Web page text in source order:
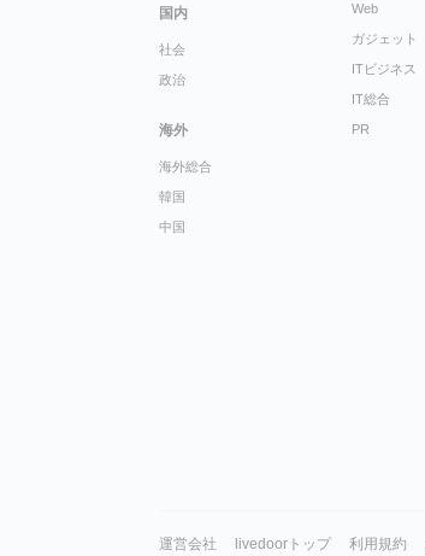
国内
社会
政治
海外
海外総合
韓国
中国
Web
ガジェット
ITビジネス
IT総合
PR
運営会社 livedoorトップ 利用規約